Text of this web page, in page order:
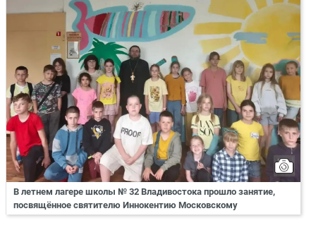
В летнем лагере школы № 32 Владивостока прошло занятие,
посвящённое святителю Иннокентию Московскому